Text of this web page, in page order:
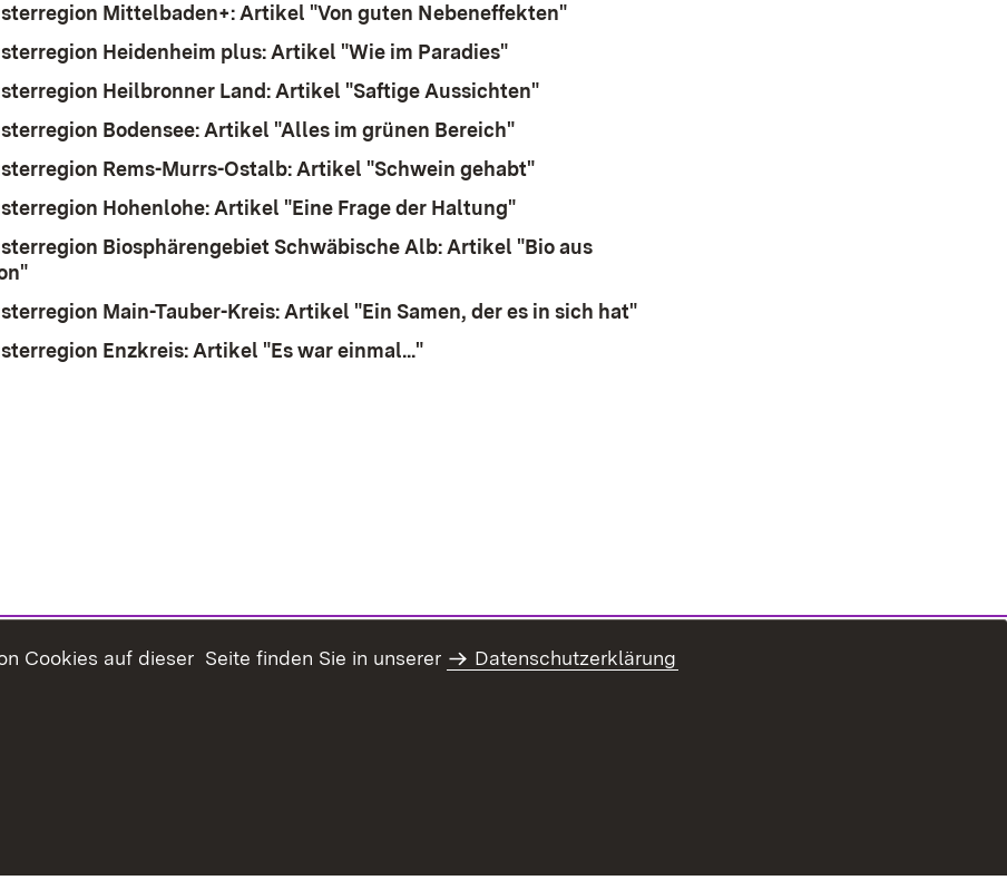
Mittelbaden+: Artikel "Von guten Nebeneffekten"
Heidenheim plus: Artikel "Wie im Paradies"
Heilbronner Land: Artikel "Saftige Aussichten"
Bodensee: Artikel "Alles im grünen Bereich"
Rems-Murrs-Ostalb: Artikel "Schwein gehabt"
Hohenlohe: Artikel "Eine Frage der Haltung"
Biosphärengebiet Schwäbische Alb: Artikel "Bio aus
Main-Tauber-Kreis: Artikel "Ein Samen, der es in sich hat"
Enzkreis: Artikel "Es war einmal..."
Cookies auf dieser Seite finden Sie in unserer Datenschutzerklärung